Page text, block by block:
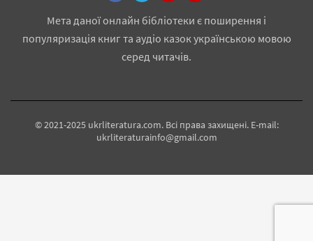
Мета даної онлайн бібліотеки є поширення і
популяризація книг та аудіо казок українською мовою
серед читачів.
© 2021-2025 ukrliteratura.com. Всі права захищені. E-mail:
ukrliteraturainfo@gmail.com